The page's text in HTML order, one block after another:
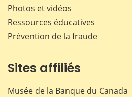
Photos et vidéos
Ressources éducatives
Prévention de la fraude
Sites affiliés
Musée de la Banque du Canada